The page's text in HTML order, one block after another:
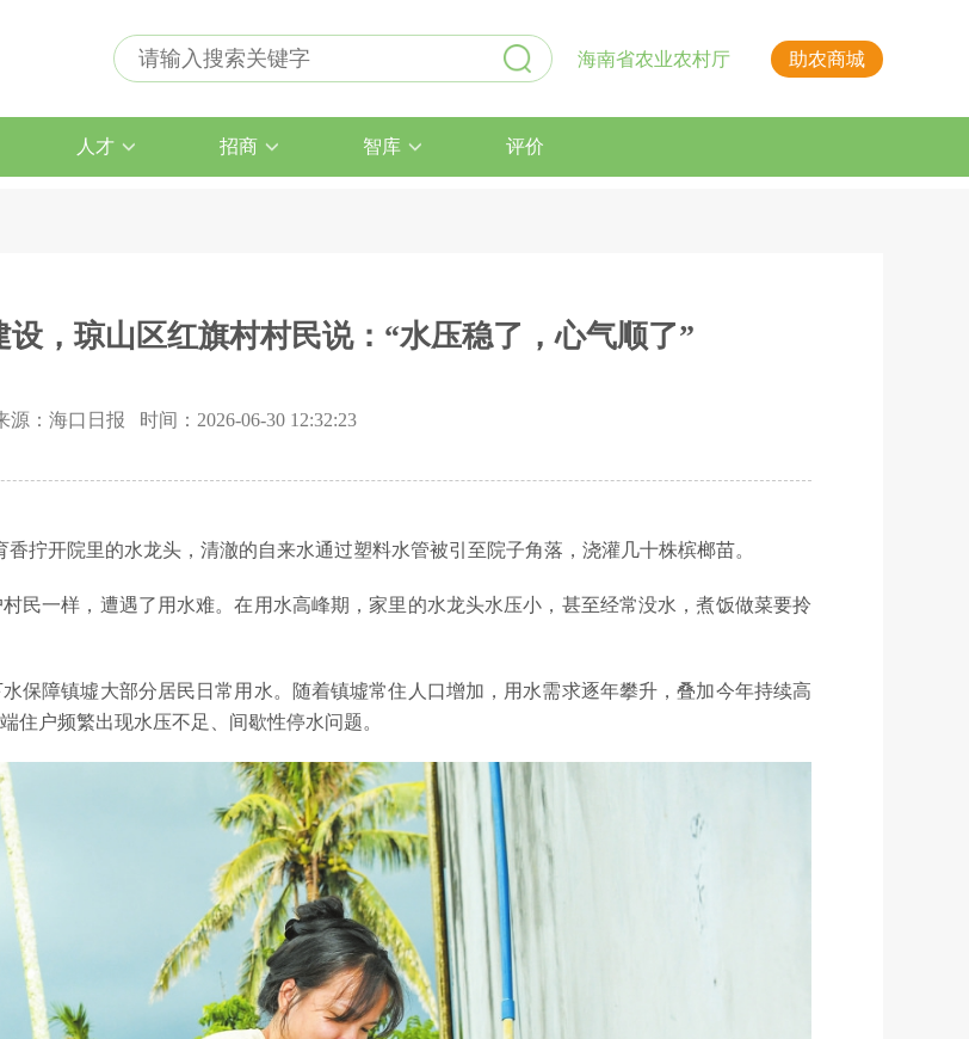
海南省农业农村厅 助农商城
人才 招商 智库 评价
，琼山区红旗村村民说：“水压稳了，心气顺了”
源：海口日报 时间：2026-06-30 12:32:23
拧开院里的水龙头，清澈的自来水通过塑料水管被引至院子角落，浇灌几十株槟榔苗。
民一样，遭遇了用水难。在用水高峰期，家里的水龙头水压小，甚至经常没水，煮饭做菜要拎
保障镇墟大部分居民日常用水。随着镇墟常住人口增加，用水需求逐年攀升，叠加今年持续高
住户频繁出现水压不足、间歇性停水问题。